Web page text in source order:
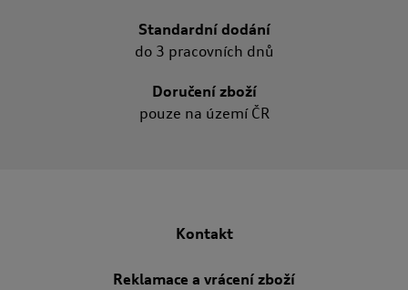
Standardní dodání
do 3 pracovních dnů
Doručení zboží
pouze na území ČR
Kontakt
Reklamace a vrácení zboží